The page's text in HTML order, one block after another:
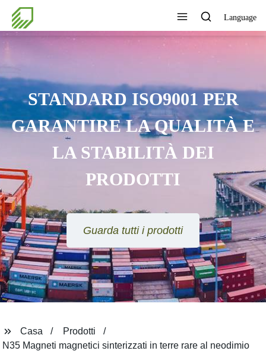
Language
STANDARD ISO9001 PER
GARANTIRE LA QUALITÀ E
LA STABILITÀ DEI
PRODOTTI
Guarda tutti i prodotti
Casa
Prodotti
N35 Magneti magnetici sinterizzati in terre rare al neodimio